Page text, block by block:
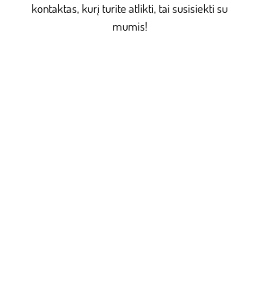
kontaktas, kurį turite atlikti, tai susisiekti su
mumis!